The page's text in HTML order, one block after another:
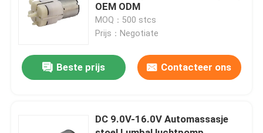
Neem contact met ons op
Nieuws
OEM ODM
MOQ：500 stcs
Prijs：Negotiate
Beste prijs Contacteer ons
DC 9.0V-16.0V Automassasje